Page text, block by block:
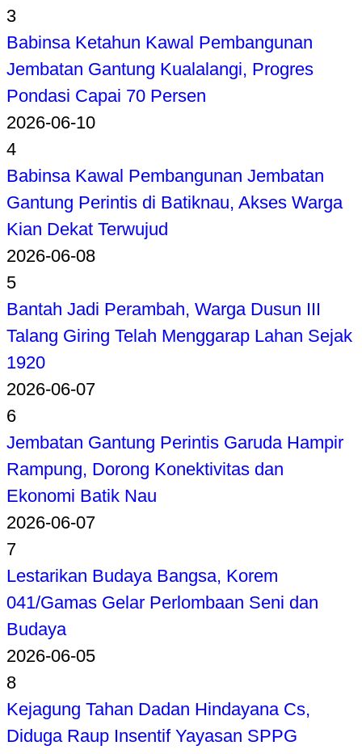
3
Babinsa Ketahun Kawal Pembangunan
Jembatan Gantung Kualalangi, Progres
Pondasi Capai 70 Persen
2026-06-10
4
Babinsa Kawal Pembangunan Jembatan
Gantung Perintis di Batiknau, Akses Warga
Kian Dekat Terwujud
2026-06-08
5
Bantah Jadi Perambah, Warga Dusun III
Talang Giring Telah Menggarap Lahan Sejak
1920
2026-06-07
6
Jembatan Gantung Perintis Garuda Hampir
Rampung, Dorong Konektivitas dan
Ekonomi Batik Nau
2026-06-07
7
Lestarikan Budaya Bangsa, Korem
041/Gamas Gelar Perlombaan Seni dan
Budaya
2026-06-05
8
Kejagung Tahan Dadan Hindayana Cs,
Diduga Raup Insentif Yayasan SPPG